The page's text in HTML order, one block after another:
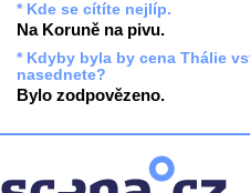
* Kde se cítíte nejlíp.
Na Koruně na pivu.
* Kdyby byla by cena Thálie
nasednete?
Bylo zodpovězeno.